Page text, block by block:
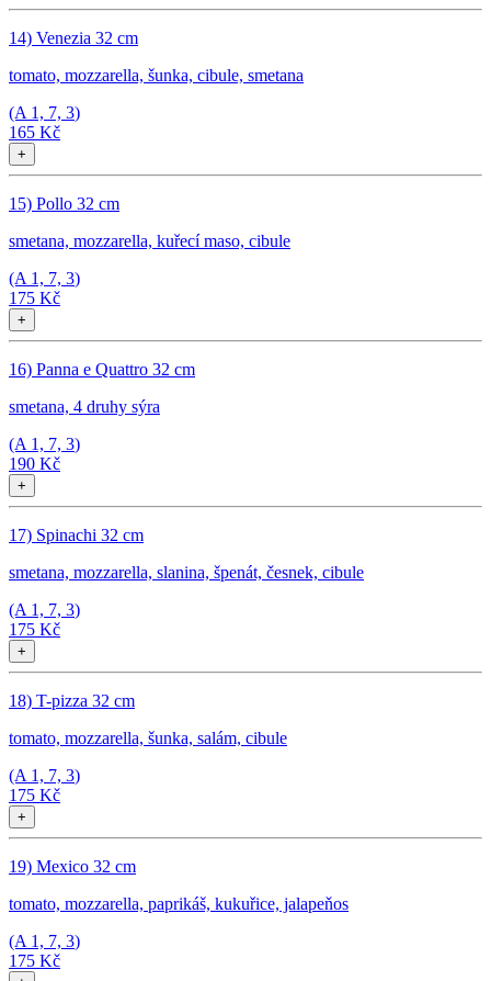
14) Venezia 32 cm
tomato, mozzarella, šunka, cibule, smetana
(A 1, 7, 3)
165 Kč
+
15) Pollo 32 cm
smetana, mozzarella, kuřecí maso, cibule
(A 1, 7, 3)
175 Kč
+
16) Panna e Quattro 32 cm
smetana, 4 druhy sýra
(A 1, 7, 3)
190 Kč
+
17) Spinachi 32 cm
smetana, mozzarella, slanina, špenát, česnek, cibule
(A 1, 7, 3)
175 Kč
+
18) T-pizza 32 cm
tomato, mozzarella, šunka, salám, cibule
(A 1, 7, 3)
175 Kč
+
19) Mexico 32 cm
tomato, mozzarella, paprikáš, kukuřice, jalapeňos
(A 1, 7, 3)
175 Kč